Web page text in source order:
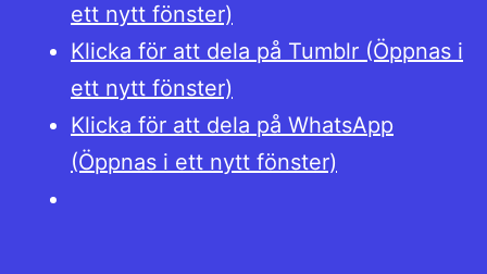
ett nytt fönster)
Klicka för att dela på Tumblr (Öppnas i
ett nytt fönster)
Klicka för att dela på WhatsApp
(Öppnas i ett nytt fönster)